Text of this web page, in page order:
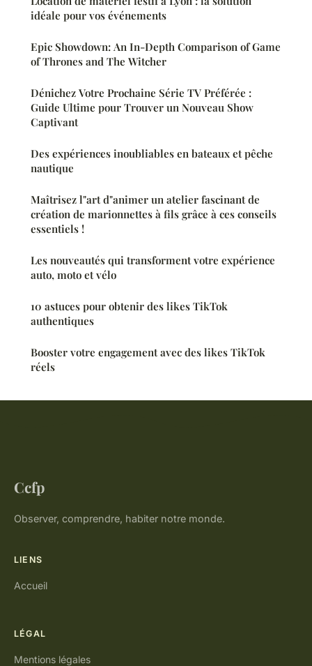
idéale pour vos événements
Epic Showdown: An In-Depth Comparison of Game
of Thrones and The Witcher
Dénichez Votre Prochaine Série TV Préférée :
Guide Ultime pour Trouver un Nouveau Show
Captivant
Des expériences inoubliables en bateaux et pêche
nautique
Maîtrisez l"art d"animer un atelier fascinant de
création de marionnettes à fils grâce à ces conseils
essentiels !
Les nouveautés qui transforment votre expérience
auto, moto et vélo
10 astuces pour obtenir des likes TikTok
authentiques
Booster votre engagement avec des likes TikTok
réels
Ccfp
Observer, comprendre, habiter notre monde.
LIENS
Accueil
LÉGAL
Mentions légales